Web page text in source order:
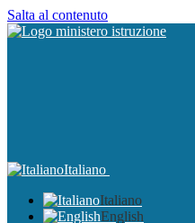
Salta al contenuto
Italiano
Italiano
English